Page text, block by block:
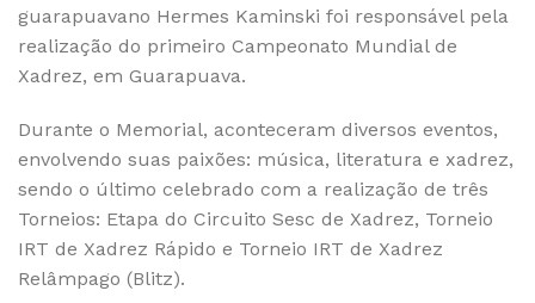
guarapuavano Hermes Kaminski foi responsável pela
realização do primeiro Campeonato Mundial de
Xadrez, em Guarapuava.
Durante o Memorial, aconteceram diversos eventos,
envolvendo suas paixões: música, literatura e xadrez,
sendo o último celebrado com a realização de três
Torneios: Etapa do Circuito Sesc de Xadrez, Torneio
IRT de Xadrez Rápido e Torneio IRT de Xadrez
Relâmpago (Blitz).